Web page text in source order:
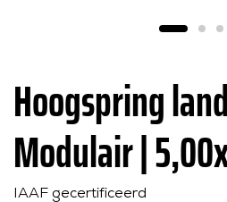
Hoogspring
Modulair |
IAAF gecertificeerd